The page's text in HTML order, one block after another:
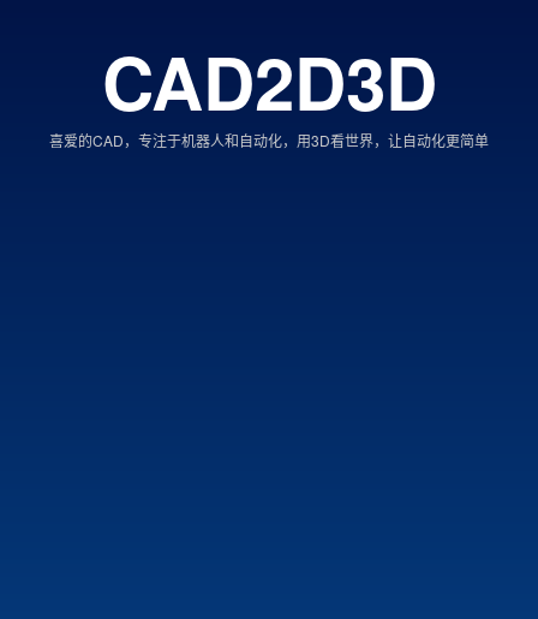
CAD2D3D
喜爱的CAD，专注于机器人和自动化，用3D看世界，让自动化更简单